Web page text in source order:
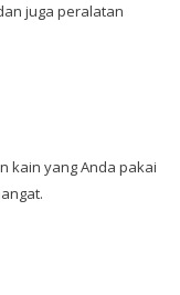
juga peralatan
kain yang Anda pakai